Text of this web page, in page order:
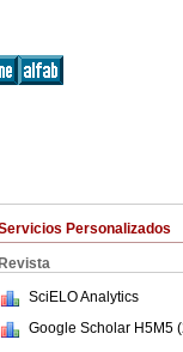
Personalizados
Revista
SciELO Analytics
Google Scholar H5M5 (